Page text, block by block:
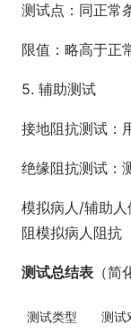
测试点：同正常
限值：略高于正
5. 辅助测试
接地阻抗测试：
绝缘阻抗测试：
模拟病人/辅助
阻模拟病人阻抗
测试总结表 （简
测试类型 测试